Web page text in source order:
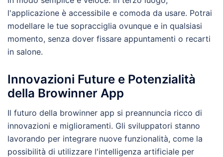
l'applicazione è accessibile e comoda da usare. Potrai
modellare le tue sopracciglia ovunque e in qualsiasi
momento, senza dover fissare appuntamenti o recarti
in salone.
Innovazioni Future e Potenzialità
della Browinner App
Il futuro della browinner app si preannuncia ricco di
innovazioni e miglioramenti. Gli sviluppatori stanno
lavorando per integrare nuove funzionalità, come la
possibilità di utilizzare l'intelligenza artificiale per